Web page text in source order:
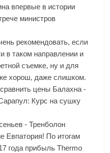
впервые в истории
министров
рекомендовать, если
в таком направлении и
съемке, ну и для
хорош, даже слишком.
цены Балахна -
Курс на сушку
- Тренболон
Евпатория! По итогам
года прибыль Thermo